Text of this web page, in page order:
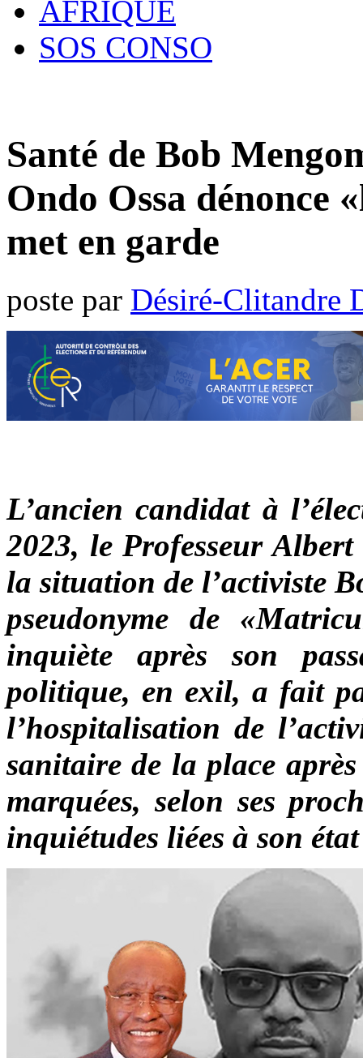
AFRIQUE
SOS CONSO
Santé de Bob
Ondo Ossa dénonce
met en garde
poste par Désiré-Clitandre
L’ancien candidat à
2023, le Professeur
la situation de l’activiste
pseudonyme de
inquiète après son
politique, en exil, a fait
l’hospitalisation de
sanitaire de la place
marquées, selon ses
inquiétudes liées à son